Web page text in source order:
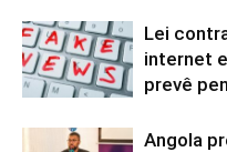
Lei
internet
prevê
Angola